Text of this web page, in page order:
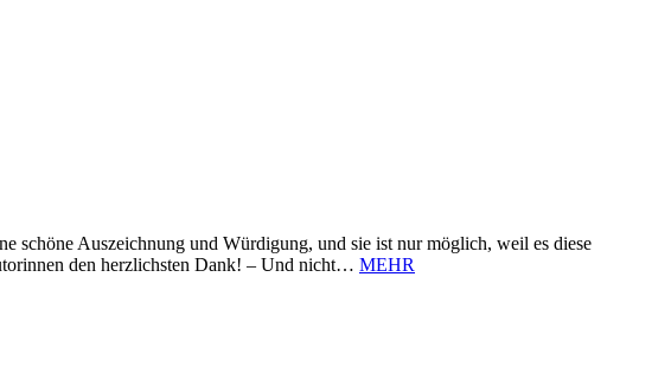
schöne Auszeichnung und Würdigung, und sie ist nur möglich, weil es diese
den herzlichsten Dank! – Und nicht… MEHR